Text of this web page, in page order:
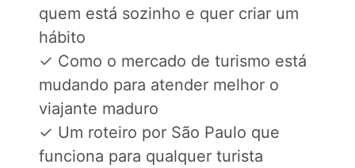
quem está sozinho e quer criar um
hábito
✓ Como o mercado de turismo está
mudando para atender melhor o
viajante maduro
✓ Um roteiro por São Paulo que
funciona para qualquer turista